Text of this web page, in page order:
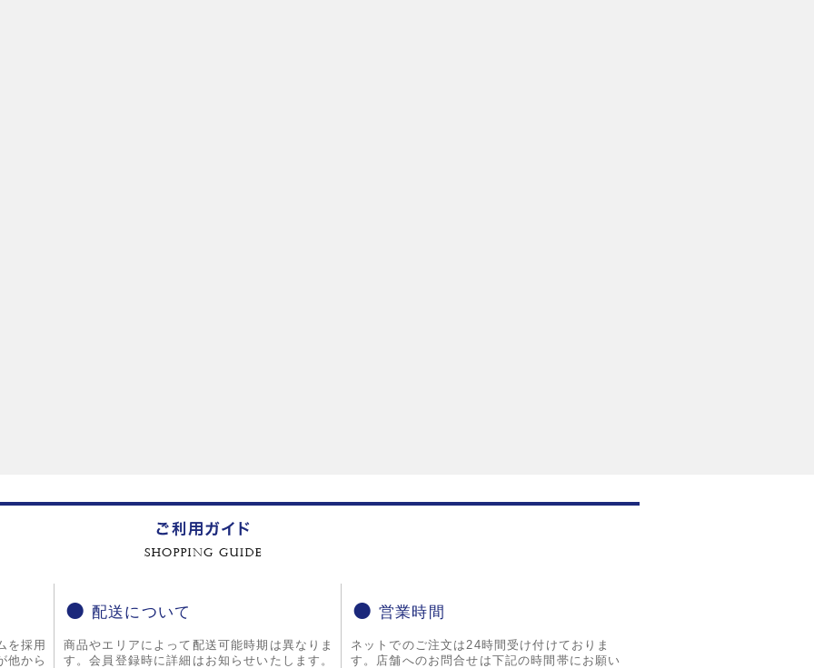
を採用
他から
配送について
商品やエリアによって配送可能時期は異なりま
す。会員登録時に詳細はお知らせいたします。
営業時間
ネットでのご注文は24時間受け付けておりま
す。店舗へのお問合せは下記の時間帯にお願い